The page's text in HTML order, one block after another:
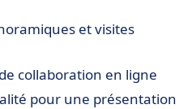
et visites
collaboration en ligne
pour une présentation